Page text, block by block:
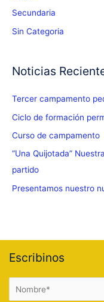
Secundaria
Sin Categoria
Noticias
Tercer campamento
Ciclo de formación
Curso de campamento
“Una Quijotada”
partido
Presentamos nuestro
Escribinos